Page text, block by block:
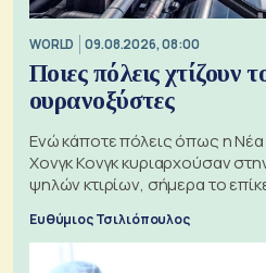
WORLD 09.08.2026, 08:00
Ποιες πόλεις χτίζουν
ουρανοξύστες
Ενώ κάποτε πόλεις όπως η Νέα
Χονγκ Κονγκ κυριαρχούσαν
ψηλών κτιρίων, σήμερα το
Ευθύμιος Τσιλιόπουλος